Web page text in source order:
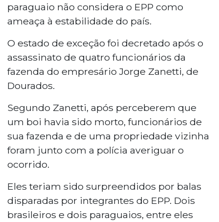
paraguaio não considera o EPP como
ameaça à estabilidade do país.
O estado de exceção foi decretado após o
assassinato de quatro funcionários da
fazenda do empresário Jorge Zanetti, de
Dourados.
Segundo Zanetti, após perceberem que
um boi havia sido morto, funcionários de
sua fazenda e de uma propriedade vizinha
foram junto com a polícia averiguar o
ocorrido.
Eles teriam sido surpreendidos por balas
disparadas por integrantes do EPP. Dois
brasileiros e dois paraguaios, entre eles